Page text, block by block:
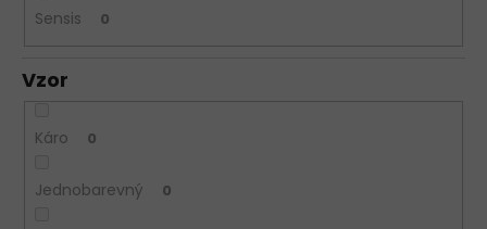
Sensis 0
Vzor
Káro 0
Jednobarevný 0